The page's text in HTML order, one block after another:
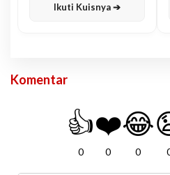
Ikuti Kuisnya ➔
Komentar
👍
0
❤️
0
😂
0